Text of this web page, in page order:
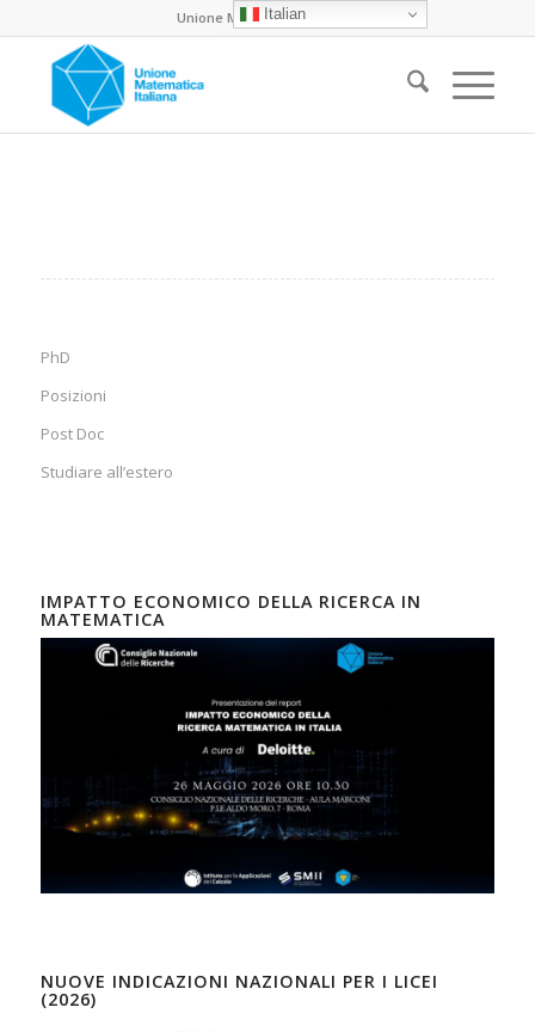
Unione Matematica Italiana
PhD
Posizioni
Post Doc
Studiare all’estero
IMPATTO ECONOMICO DELLA RICERCA IN
MATEMATICA
NUOVE INDICAZIONI NAZIONALI PER I LICEI
(2026)
Italian